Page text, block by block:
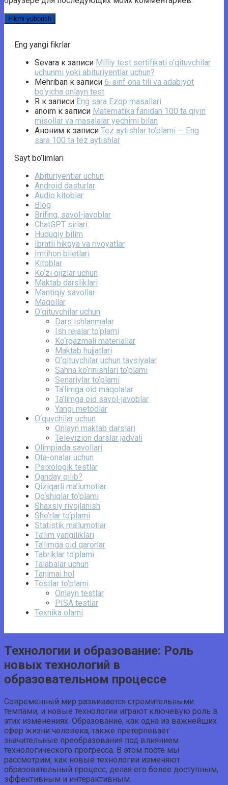
Eng yangi fikrlar
Sevara к записи Milliy test sertifikati o‘qituvchilar
uchunmi yoki abituriyentlar uchun?
Mehriban к записи 6-sinf ona tili va adabiyot
bo‘yicha onlayn test
R к записи Eng sara Ezop masallari
anoim к записи Matematika fanidan 100 ta qiyin
misollar va masalalar yechimi bilan
Аноним к записи Tez aytishlar to‘plami — Eng
sara 100 ta tez aytishlar
Sayt bo’limlari
Abituriyentlar uchun
Android dasturlar
Audio kitoblar
Blog
Brifing, savol-javoblar
ChatGPT sirlari
Huquqiy bilim
Ibratli hikoya va rivoyatlar
Imtihon biletlari
Kitoblar
Ko‘zi ojizlar uchun
Maktab darsliklari
Mantiqiy savollar
Maqollar
O‘qituvchilar uchun
Dars ishlanmalar
Ish rejalar to‘plami
Ko‘rgazmali materiallar
Maktab hujjatlari
O‘qituvchilar uchun tavsiyalar
Sahna ko‘rinishlari to‘plami
Senariylar to‘plami
Ta’limga oid maqolalar
Ta’limga oid savol-javoblar
Yangi metodlar
O‘quvchilar uchun
Onlayn maktab darslari
Televizion darslar jadvali
Olimpiada savollari
Ota-onalar uchun
Psixologik testlar
Qanday qilib?
Qiziqarli ma’lumotlar
Qo‘shiqlar to‘plami
Shaxsiy rivojlanish
She’rlar to‘plami
Statistik ma’lumotlar
Ta’lim yangiliklari
Ta’limga oid qarorlar
Tabriklar to'plami
Talabalar uchun
Tarjimai hol
Testlar to‘plami
Onlayn testlar
PISA testlar
Texnika olami
Технологии и образование: Роль
новых технологий в
образовательном процессе
Современный мир развивается стремительными
темпами, и новые технологии играют ключевую роль в
этих изменениях. Образование, как одна из важнейших
сфер жизни человека, также претерпевает
значительные преобразования под влиянием
технологического прогресса. В этом посте мы
рассмотрим, как новые технологии изменяют
образовательный процесс, делая его более доступным,
эффективным и интерактивным.